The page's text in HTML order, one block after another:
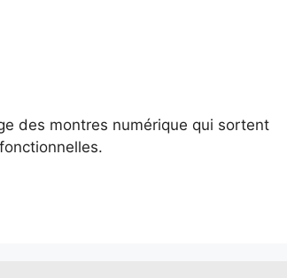
des montres numérique qui sortent